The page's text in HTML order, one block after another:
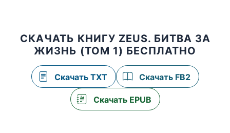
СКАЧАТЬ КНИГУ ZEUS. БИТВА ЗА
ЖИЗНЬ (ТОМ 1) БЕСПЛАТНО
Скачать TXT Скачать FB2
Скачать EPUB